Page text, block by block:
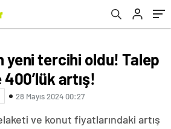
yeni tercihi oldu! Talep
artış!
28 Mayıs 2024 00:27
ve konut fiyatlarındaki artış